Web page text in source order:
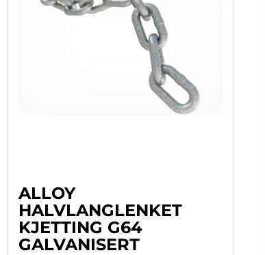
ALLOY
HALVLANGLENKET
KJETTING G64
GALVANISERT